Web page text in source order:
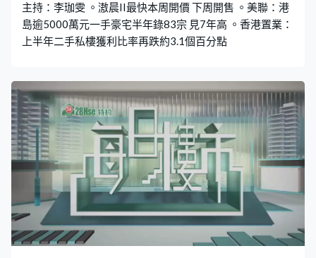
主持：李珈雯 。滶晨II最快本周開價 下周開售 。美聯：港
島逾5000萬元一手豪宅半年錄83宗 見7年高 。香港置業：
上半年二手私樓獲利比率再跌約3.1個百分點